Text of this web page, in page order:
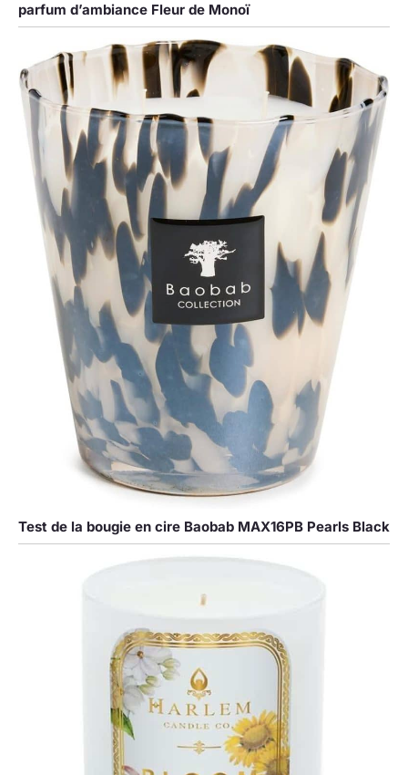
parfum d’ambiance Fleur de Monoï
Test de la bougie en cire Baobab MAX16PB Pearls Black